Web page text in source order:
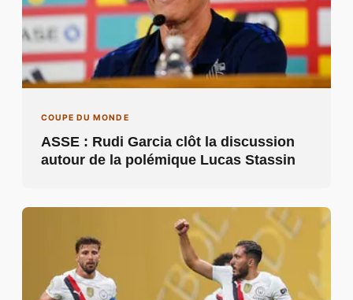
COUPE DU MONDE
ASSE : Rudi Garcia clôt la discussion
autour de la polémique Lucas Stassin